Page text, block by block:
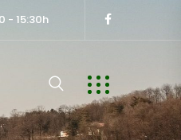
- 15:30h